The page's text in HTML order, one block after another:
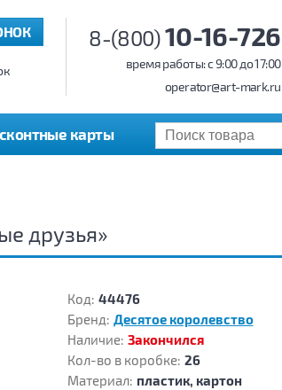
8-(800)10-16-726
время работы: c 9:00 до 17:00
operator@art-mark.ru
карты
друзья»
Код: 44476
Бренд: Десятое королевство
Наличие: Закончился
Кол-во в коробке: 26
Материал: пластик, картон